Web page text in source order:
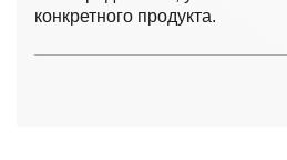
конкретного продукта.